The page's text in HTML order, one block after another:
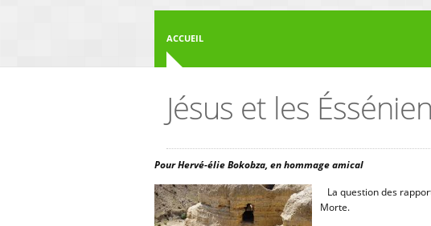
ACCUEIL
Jésus et les
Pour Hervé-élie Bokobza, en hommage amical
La question des
Morte.